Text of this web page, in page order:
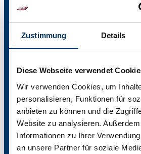
Zustimmung Details
Diese Webseite verwendet
Wir verwenden Cookies, um
personalisieren, Funktionen für
anbieten zu können und die
Website zu analysieren.
Informationen zu Ihrer
an unsere Partner für soziale
"Breit streuen in internationale
Motto investieren wir im IAC bereits
was genau verbirgt sich hinter dieser
aus welchen Ländern finden Platz in
Und warum ausgerechnet diese?
erhalten Sie von unserem IAC-
hier im Video.zum Video...